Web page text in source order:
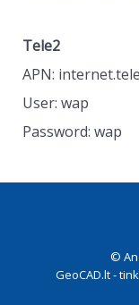
Tele2
APN:
User: wap
Password: wap
©
GeoCAD.lt -